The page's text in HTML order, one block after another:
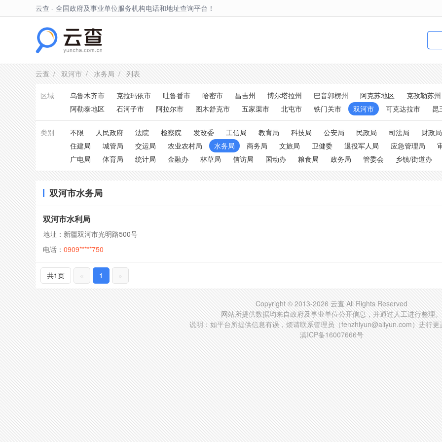
云查 - 全国政府及事业单位服务机构电话和地址查询平台！
云查/双河市/水务局/ 列表
区域 乌鲁木齐市 克拉玛依市 吐鲁番市 哈密市 昌吉州 博尔塔拉州 巴音郭楞州 阿克苏地区 克孜勒苏州
阿勒泰地区
石河子市 阿拉尔市 图木舒克市 五家渠市 北屯市 铁门关市 双河市 可克达拉市 昆
类别 不限 人民政府 法院 检察院 发改委 工信局 教育局 科技局 公安局 民政局 司法局 财政局
住建局
城管局 交运局 农业农村局 水务局 商务局 文旅局 卫健委 退役军人局 应急管理局
广电局
体育局 统计局 金融办 林草局 信访局 国动办 粮食局 政务局 管委会 乡镇/街道办
双河市水务局
双河市水利局
地址：新疆双河市光明路500号
电话： 0909*****750
共1页 « 1 »
Copyright © 2013-2026 云查 All Rights Reserved
网站所提供数据均来自政府及事业单位公开信息，并通过人工进行整理。
说明：如平台所提供信息有误，烦请联系管理员（fenzhiyun@aliyun.com）进行更
滇ICP备16007666号